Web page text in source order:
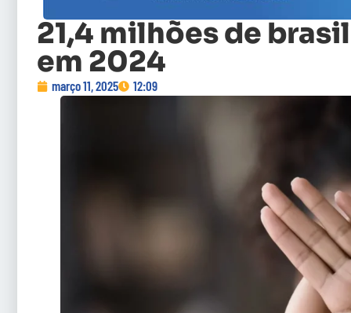
21,4 milhões de
em 2024
março 11, 2025 12:09